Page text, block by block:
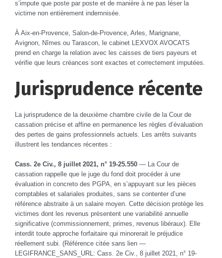
s’impute que poste par poste et de manière à ne pas léser la
victime non entièrement indemnisée.
À Aix-en-Provence, Salon-de-Provence, Arles, Marignane,
Avignon, Nîmes ou Tarascon, le cabinet LEXVOX AVOCATS
prend en charge la relation avec les caisses de tiers payeurs et
vérifie que leurs créances sont exactes et correctement imputées.
Jurisprudence récente
La jurisprudence de la deuxième chambre civile de la Cour de
cassation précise et affine en permanence les règles d’évaluation
des pertes de gains professionnels actuels. Les arrêts suivants
illustrent les tendances récentes :
Cass. 2e Civ., 8 juillet 2021, n° 19-25.550 — La Cour de
cassation rappelle que le juge du fond doit procéder à une
évaluation in concreto des PGPA, en s’appuyant sur les pièces
comptables et salariales produites, sans se contenter d’une
référence abstraite à un salaire moyen. Cette décision protège les
victimes dont les revenus présentent une variabilité annuelle
significative (commissionnement, primes, revenus libéraux). Elle
interdit toute approche forfaitaire qui minorerait le préjudice
réellement subi. (Référence citée sans lien —
LEGIFRANCE_SANS_URL: Cass. 2e Civ., 8 juillet 2021, n° 19-